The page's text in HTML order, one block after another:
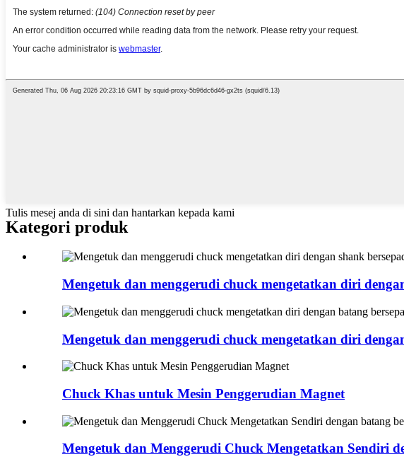
Tulis mesej anda di sini dan hantarkan kepada kami
Kategori produk
Mengetuk dan menggerudi chuck mengetatkan diri
Mengetuk dan menggerudi chuck mengetatkan diri
Chuck Khas untuk Mesin Penggerudian Magnet
Mengetuk dan Menggerudi Chuck Mengetatkan Sendiri